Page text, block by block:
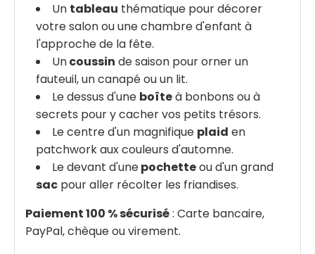
Un tableau thématique pour décorer
votre salon ou une chambre d'enfant à
l'approche de la fête.
Uncoussin de saison pour orner un
fauteuil, un canapé ou un lit.
Le dessus d'une boîteà bonbons ou à
secrets pour y cacher vos petits trésors.
Le centre d'un magnifique plaid en
patchwork aux couleurs d'automne.
Le devant d'unepochetteou d'un grand
sac pour aller récolter les friandises.
Paiement 100 % sécurisé: Carte bancaire,
PayPal, chèque ou virement.